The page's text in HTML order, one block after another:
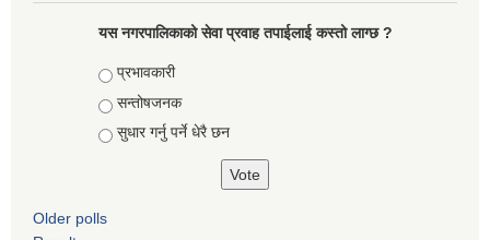
यस नगरपालिकाको सेवा प्रवाह तपाईलाई कस्तो लाग्छ ?
Choices
प्रभावकारी
सन्तोषजनक
सुधार गर्नु पर्ने धेरै छन
Older polls